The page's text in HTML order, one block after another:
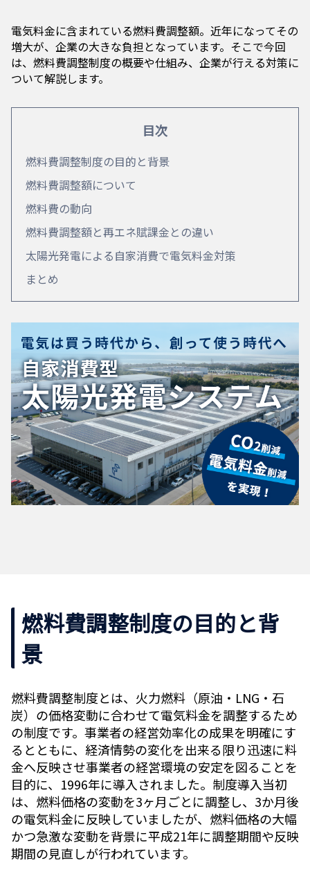
電気料金に含まれている燃料費調整額。近年になってその
増大が、企業の大きな負担となっています。そこで今回
は、燃料費調整制度の概要や仕組み、企業が行える対策に
ついて解説します。
目次
燃料費調整制度の目的と背景
燃料費調整額について
燃料費の動向
燃料費調整額と再エネ賦課金との違い
太陽光発電による自家消費で電気料金対策
まとめ
燃料費調整制度の目的と背
景
燃料費調整制度とは、火力燃料（原油・LNG・石
炭）の価格変動に合わせて電気料金を調整するため
の制度です。事業者の経営効率化の成果を明確にす
るとともに、経済情勢の変化を出来る限り迅速に料
金へ反映させ事業者の経営環境の安定を図ることを
目的に、1996年に導入されました。制度導入当初
は、燃料価格の変動を3ヶ月ごとに調整し、3か月後
の電気料金に反映していましたが、燃料価格の大幅
かつ急激な変動を背景に平成21年に調整期間や反映
期間の見直しが行われています。